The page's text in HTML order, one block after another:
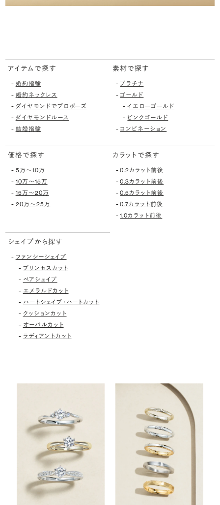
アイテムで探す
- 婚約指輪
- 婚約ネックレス
- ダイヤモンドでプロポーズ
- ダイヤモンドルース
- 結婚指輪
素材で探す
-プラチナ
- ゴールド
-イエローゴールド
- ピンクゴールド
- コンビネーション
価格で探す
- 5万〜10万
- 10万〜15万
- 15万〜20万
- 20万〜25万
カラットで探す
-0.2カラット前後
-0.3カラット前後
-0.5カラット前後
-0.7カラット前後
-1.0カラット前後
シェイプから探す
- ファンシーシェイプ
- プリンセスカット
- ペアシェイプ
- エメラルドカット
- ハートシェイプ・ハートカット
- クッションカット
- オーバルカット
- ラディアントカット